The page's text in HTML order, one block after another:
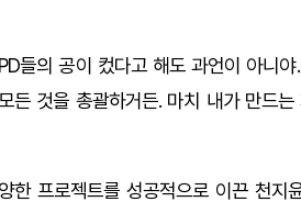
들의 공이 컸다고 해도 과언이 아니
든 것을 총괄하거든. 마치 내가 만드
한 프로젝트를 성공적으로 이끈 천지